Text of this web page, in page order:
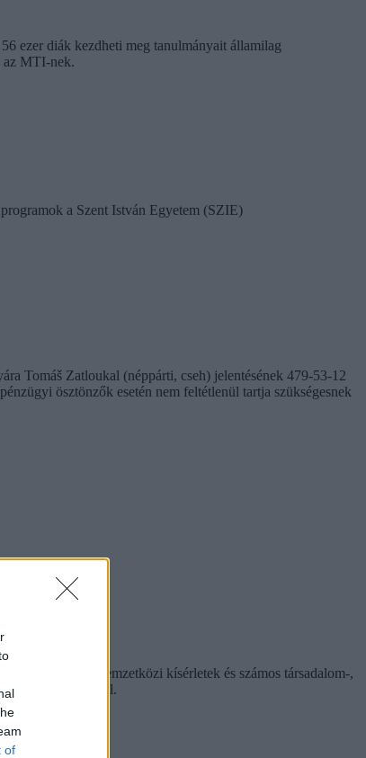
of
ezer diák kezdheti meg tanulmányait államilag
az MTI-nek.
a Szent István Egyetem (SZIE)
Tomáš Zatloukal (néppárti, cseh) jelentésének 479-53-12
ösztönzők esetén nem feltétlenül tartja szükségesnek
effektus, nemzetközi kísérletek és számos társadalom-,
délután 2 órától.